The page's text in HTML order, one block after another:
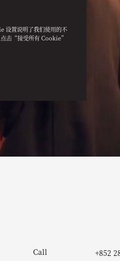
Call
+852
设置说明了我们使用的不
击“接受所有 Cookie”